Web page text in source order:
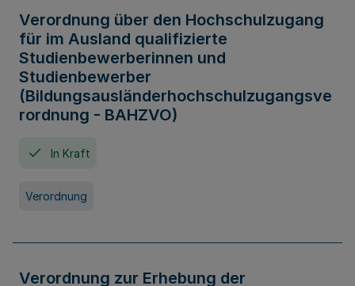
Verordnung über den Hochschulzugang
für im Ausland qualifizierte
Studienbewerberinnen und
Studienbewerber
(Bildungsausländerhochschulzugangsve
rordnung - BAHZVO)
In Kraft
Verordnung
Verordnung zur Erhebung der